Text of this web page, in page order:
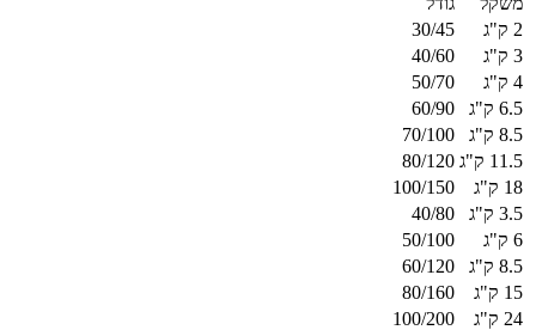
2 ק"ג
30/45
3 ק"ג
40/60
4 ק"ג
50/70
6.5 ק"ג
60/90
8.5 ק"ג
70/100
11.5 ק"ג
80/120
18 ק"ג
100/150
3.5 ק"ג
40/80
6 ק"ג
50/100
8.5 ק"ג
60/120
15 ק"ג
80/160
24 ק"ג
100/200